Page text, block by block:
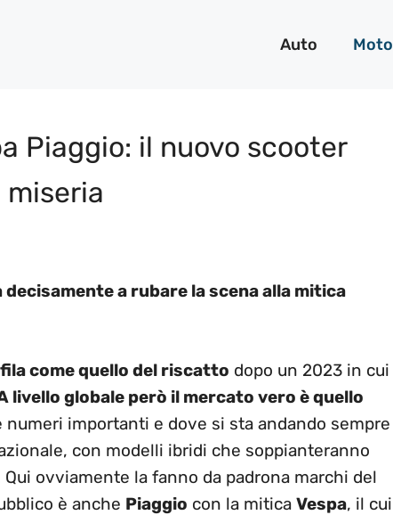
Auto Moto
Piaggio: il nuovo scooter
decisamente a rubare la scena alla mitica
come quello del riscatto dopo un 2023 in cui
livello globale però il mercato vero è quello
importanti e dove si sta andando sempre
con modelli ibridi che soppianteranno
ovviamente la fanno da padrona marchi del
è anche Piaggio con la mitica Vespa, il cui